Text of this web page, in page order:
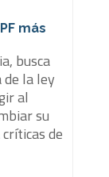
más
busca
la ley
al
su
de